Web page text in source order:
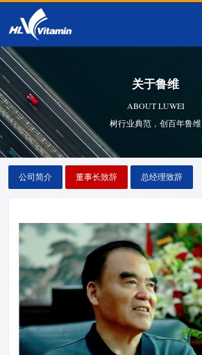
关于鲁维
ABOUT LUWEI
树行业典范，创百年鲁维
公司简介 董事长致辞 总经理致辞